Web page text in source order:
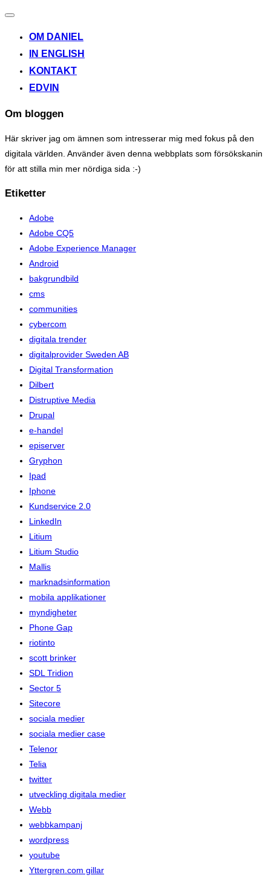
Toggle
OM DANIEL
IN ENGLISH
KONTAKT
EDVIN
Om bloggen
Här skriver jag om ämnen som intresserar mig med fokus på den
digitala världen. Använder även denna webbplats som försökskanin
för att stilla min mer nördiga sida :-)
Etiketter
Adobe
Adobe CQ5
Adobe Experience Manager
Android
bakgrundbild
cms
communities
cybercom
digitala trender
digitalprovider Sweden AB
Digital Transformation
Dilbert
Distruptive Media
Drupal
e-handel
episerver
Gryphon
Ipad
Iphone
Kundservice 2.0
LinkedIn
Litium
Litium Studio
Mallis
marknadsinformation
mobila applikationer
myndigheter
Phone Gap
riotinto
scott brinker
SDL Tridion
Sector 5
Sitecore
sociala medier
sociala medier case
Telenor
Telia
twitter
utveckling digitala medier
Webb
webbkampanj
wordpress
youtube
Yttergren.com gillar